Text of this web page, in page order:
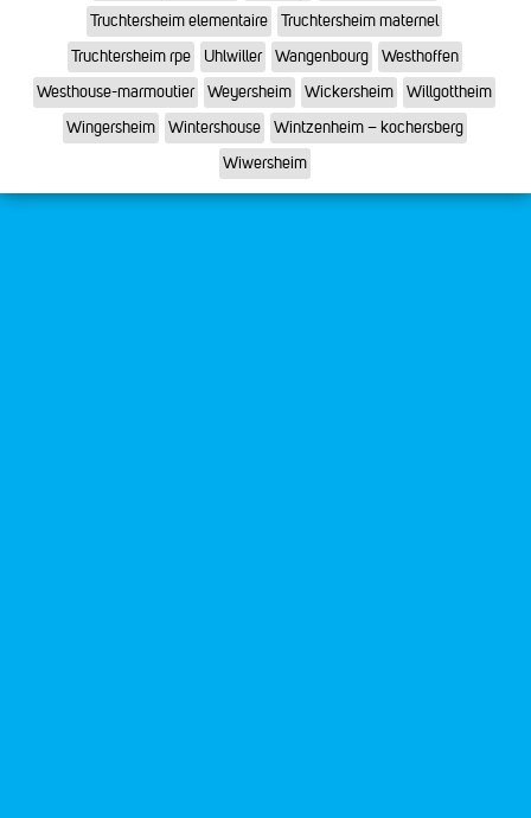
Truchtersheim elementaire
Truchtersheim maternel
Truchtersheim rpe
Uhlwiller Wangenbourg
Westhoffen
Westhouse-marmoutier
Weyersheim Wickersheim
Willgottheim
Wingersheim
Wintershouse
Wintzenheim – kochersberg
Wiwersheim